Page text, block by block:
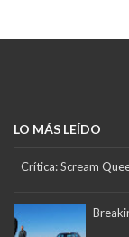
LO MÁS LEÍDO
Crítica: Scream